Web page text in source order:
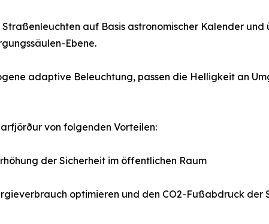
auf Basis astronomischer Kalender
Ebene.
adaptive Beleuchtung, passen die Helligkeit an
von folgenden Vorteilen:
der Sicherheit im öffentlichen Raum
optimieren und den CO2-Fußabdruck der